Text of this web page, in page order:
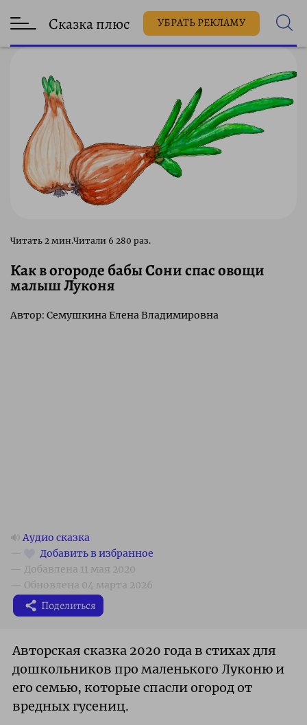
Сказка плюс УБРАТЬ РЕКЛАМУ
6 280 раз.
Как в огороде бабы Сони спас овощи
малыш Луконя
Автор: Семушкина Елена Владимировна
🔊 Аудио сказка
Поделиться
Авторская сказка 2020 года в стихах для
дошкольников про маленького Луконю и
его семью, которые спасли огород от
вредных гусениц.